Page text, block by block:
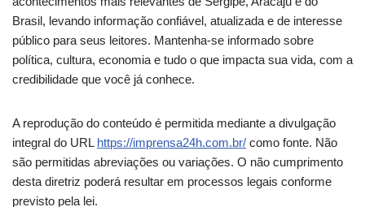
Brasil, levando informação confiável, atualizada e de interesse
público para seus leitores. Mantenha-se informado sobre
política, cultura, economia e tudo o que impacta sua vida, com a
credibilidade que você já conhece.
A reprodução do conteúdo é permitida mediante a divulgação
integral do URL https://imprensa24h.com.br/ como fonte. Não
são permitidas abreviações ou variações. O não cumprimento
desta diretriz poderá resultar em processos legais conforme
previsto pela lei.